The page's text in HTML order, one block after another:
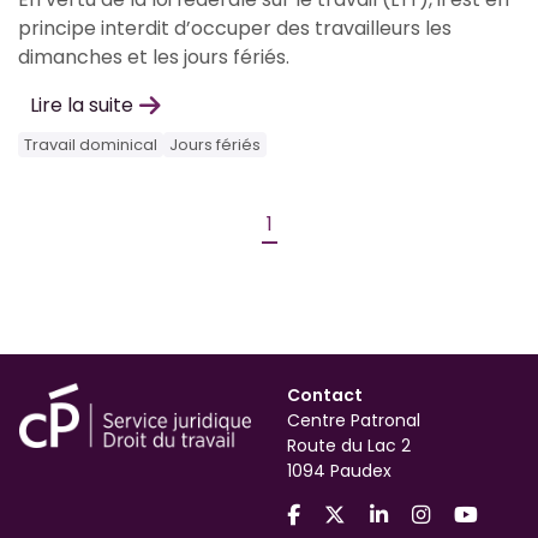
principe interdit d’occuper des travailleurs les
dimanches et les jours fériés.
Lire la suite
Travail dominical Jours fériés
1
Contact
Centre Patronal
Route du Lac 2
1094 Paudex